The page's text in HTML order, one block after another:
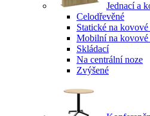
Jednací a
Celodřevěné
Statické na
Mobilní na kovové
Skládací
Na centrální noze
Zvýšené